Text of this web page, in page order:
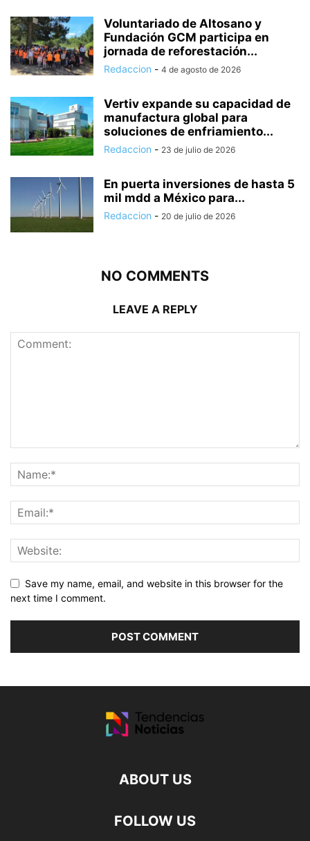
Voluntariado de Altosano y
Fundación GCM participa en
jornada de reforestación...
Redaccion - 4 de agosto de 2026
Vertiv expande su capacidad de
manufactura global para
soluciones de enfriamiento...
Redaccion - 23 de julio de 2026
En puerta inversiones de hasta 5
mil mdd a México para...
Redaccion - 20 de julio de 2026
NO COMMENTS
LEAVE A REPLY
Save my name, email, and website in this browser for the
next time I comment.
ABOUT US
FOLLOW US